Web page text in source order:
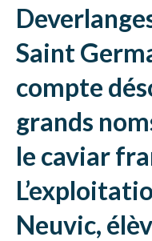
Saint
compte
grands
le caviar
Neuvic,